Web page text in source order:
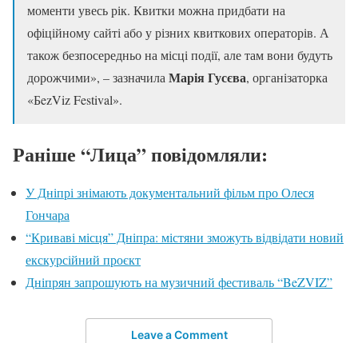
моменти увесь рік. Квитки можна придбати на
офіційному сайті або у різних квиткових операторів. А
також безпосередньо на місці події, але там вони будуть
дорожчими», – зазначила Марія Гусєва, організаторка
«БezViz Festival».
Раніше “Лица” повідомляли:
У Дніпрі знімають документальний фільм про Олеся
Гончара
“Криваві місця” Дніпра: містяни зможуть відвідати новий
екскурсійний проєкт
Дніпрян запрошують на музичний фестиваль “BeZVIZ”
Leave a Comment